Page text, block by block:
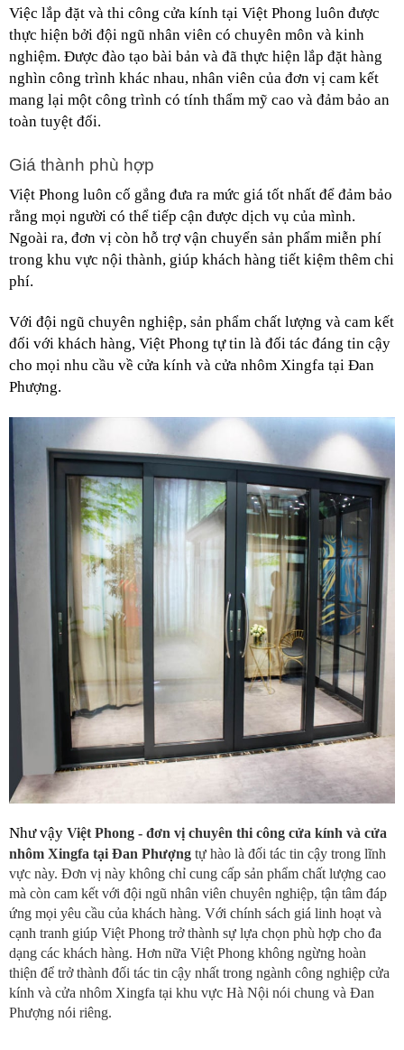
Việc lắp đặt và thi công cửa kính tại Việt Phong luôn được
thực hiện bởi đội ngũ nhân viên có chuyên môn và kinh
nghiệm. Được đào tạo bài bản và đã thực hiện lắp đặt hàng
nghìn công trình khác nhau, nhân viên của đơn vị cam kết
mang lại một công trình có tính thẩm mỹ cao và đảm bảo an
toàn tuyệt đối.
Giá thành phù hợp
Việt Phong luôn cố gắng đưa ra mức giá tốt nhất để đảm bảo
rằng mọi người có thể tiếp cận được dịch vụ của mình.
Ngoài ra, đơn vị còn hỗ trợ vận chuyển sản phẩm miễn phí
trong khu vực nội thành, giúp khách hàng tiết kiệm thêm chi
phí.
Với đội ngũ chuyên nghiệp, sản phẩm chất lượng và cam kết
đối với khách hàng, Việt Phong tự tin là đối tác đáng tin cậy
cho mọi nhu cầu về cửa kính và cửa nhôm Xingfa tại Đan
Phượng.
Như vậy Việt Phong - đơn vị chuyên thi công cửa kính và cửa
nhôm Xingfa tại Đan Phượng tự hào là đối tác tin cậy trong lĩnh
vực này. Đơn vị này không chỉ cung cấp sản phẩm chất lượng cao
mà còn cam kết với đội ngũ nhân viên chuyên nghiệp, tận tâm đáp
ứng mọi yêu cầu của khách hàng. Với chính sách giá linh hoạt và
cạnh tranh giúp Việt Phong trở thành sự lựa chọn phù hợp cho đa
dạng các khách hàng. Hơn nữa Việt Phong không ngừng hoàn
thiện để trở thành đối tác tin cậy nhất trong ngành công nghiệp cửa
kính và cửa nhôm Xingfa tại khu vực Hà Nội nói chung và Đan
Phượng nói riêng.